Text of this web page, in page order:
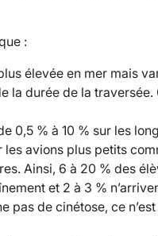
:
élevée en mer mais
la durée de la
0,5 % à 10 % sur les
avions plus petits
Ainsi, 6 à 20 % des
et 2 à 3 %
pas de cinétose, ce